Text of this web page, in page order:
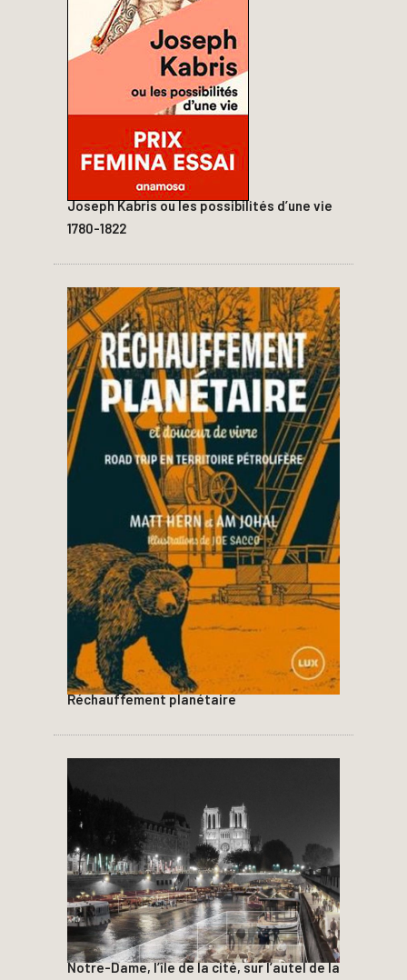
Joseph Kabris ou les possibilités d’une vie
1780-1822
Réchauffement planétaire
Notre-Dame, l’île de la cité, sur l’autel de la